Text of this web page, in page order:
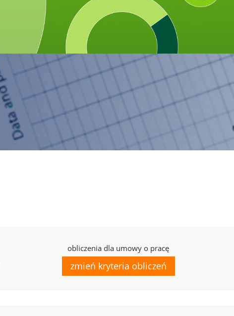
obliczenia dla umowy o pracę
zmień kryteria obliczeń